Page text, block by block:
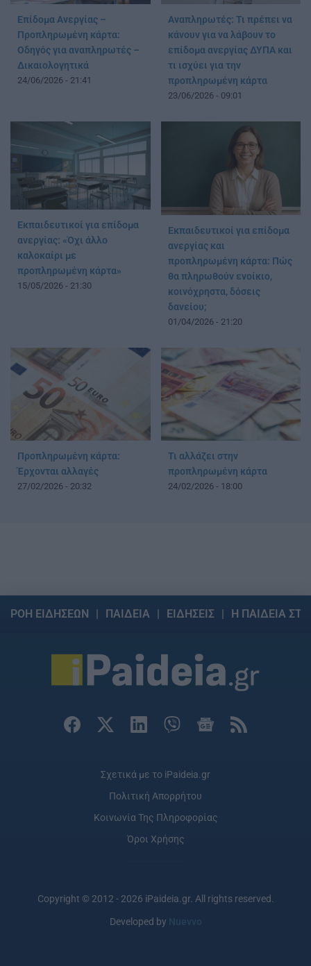
Επίδομα Ανεργίας –
Προπληρωμένη κάρτα:
Οδηγός για αναπληρωτές –
Δικαιολογητικά
24/06/2026 - 21:41
Αναπληρωτές: Τι πρέπει να
κάνουν για να λάβουν το
επίδομα ανεργίας ΔΥΠΑ και
τι ισχύει για την
προπληρωμένη κάρτα
23/06/2026 - 09:01
Εκπαιδευτικοί για επίδομα
ανεργίας: «Όχι άλλο
καλοκαίρι με
προπληρωμένη κάρτα»
15/05/2026 - 21:30
Εκπαιδευτικοί για επίδομα
ανεργίας και
προπληρωμένη κάρτα: Πώς
θα πληρωθούν ενοίκιο,
κοινόχρηστα, δόσεις
δανείου;
01/04/2026 - 21:20
Προπληρωμένη κάρτα:
Έρχονται αλλαγές
27/02/2026 - 20:32
Τι αλλάζει στην
προπληρωμένη κάρτα
24/02/2026 - 18:00
ΡΟΗ ΕΙΔΗΣΕΩΝ ΠΑΙΔΕΙΑ ΕΙΔΗΣΕΙΣ Η ΠΑΙΔΕΙΑ
Σχετικά με το iPaideia.gr
Πολιτική Απορρήτου
Κοινωνία Της Πληροφορίας
Όροι Χρήσης
Copyright © 2012 - 2026 iPaideia.gr. All rights reserved.
Developed by